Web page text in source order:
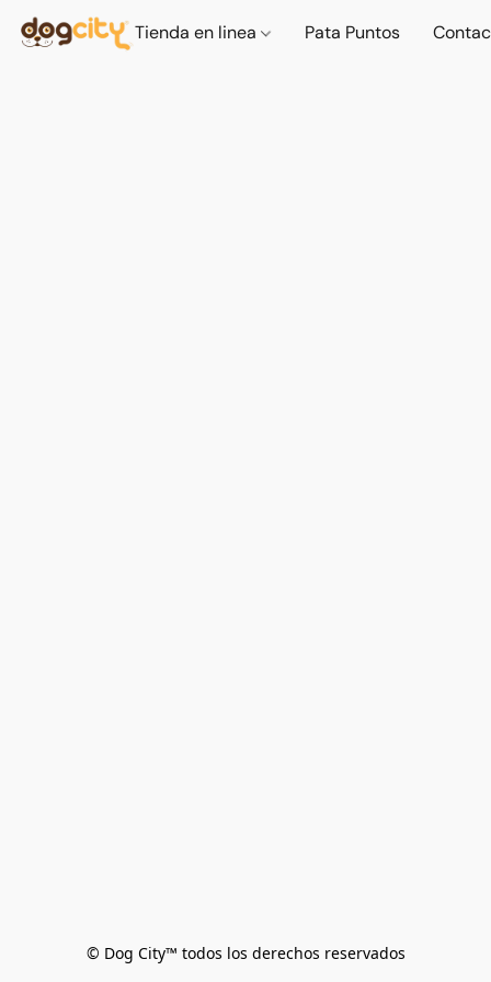
Tienda en linea Pata Puntos
© Dog City™ todos los derechos reservados